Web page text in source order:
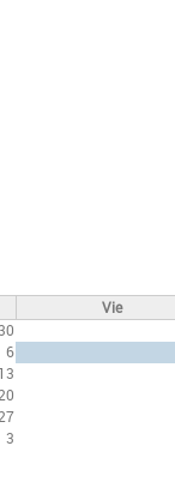
Vie
6
13
20
27
3